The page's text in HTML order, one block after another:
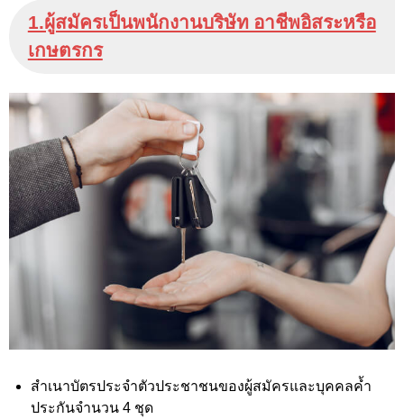
1.ผู้สมัครเป็นพนักงานบริษัท อาชีพอิสระหรือ
เกษตรกร
สำเนาบัตรประจำตัวประชาชนของผู้สมัครและบุคคลค้ำ
ประกันจำนวน 4 ชุด